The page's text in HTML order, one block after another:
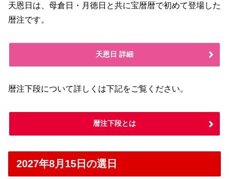
天恩日は、母倉日・月徳日と共に宝暦暦で初めて登場した
暦注です。
天恩日 詳細
暦注下段について詳しくは下記をご覧ください。
暦注下段とは
2027年8月15日の選日